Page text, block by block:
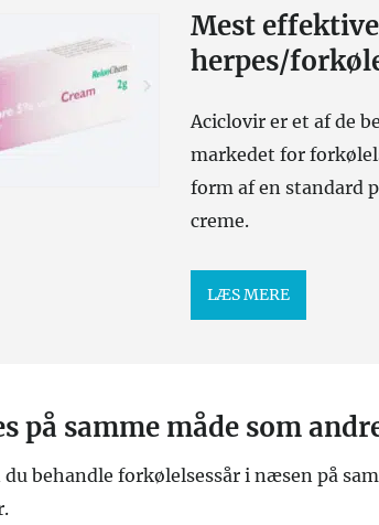
Mest
herpes/
Aciclovir er et af de
markedet for
form af en standard
creme.
LÆS MERE
på samme måde som
behandle forkølelsessår i næsen på